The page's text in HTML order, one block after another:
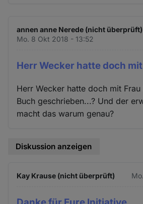
annen anne Nerede (nicht überprüft)
Mo. 8 Okt 2018 - 13:52
Herr Wecker hatte doch mit
Herr Wecker hatte doch mit Frau
Buch geschrieben...? Und der
macht das warum genau?
Diskussion anzeigen
Kay Krause (nicht überprüft)